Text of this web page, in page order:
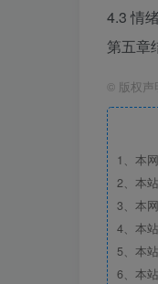
4.3 情
第五章
© 版权声
1、本
2、本
3、本
4、本
5、本
6、本